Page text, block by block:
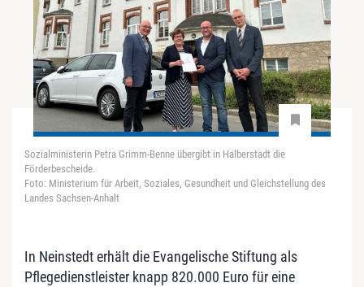
Sozialministerin Petra Grimm-Benne übergibt in Halberstadt die
Förderbescheide.
Foto: Ministerium für Arbeit, Soziales, Gesundheit und Gleichstellung des
Landes Sachsen-Anhalt
In Neinstedt erhält die Evangelische Stiftung als
Pflegedienstleister knapp 820.000 Euro für eine